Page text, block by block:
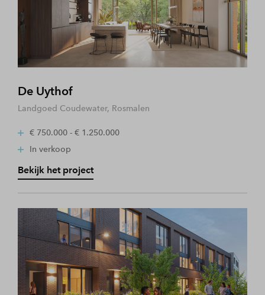
De Uythof
Landgoed Coudewater, Rosmalen
€ 750.000 - € 1.250.000
In verkoop
Bekijk het project